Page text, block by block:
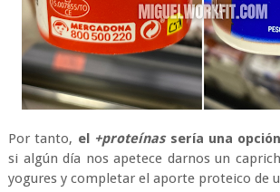
Por tanto, el +proteínassería una
si algún día nos apetece darnos un
yogures y completar el aporte proteico de